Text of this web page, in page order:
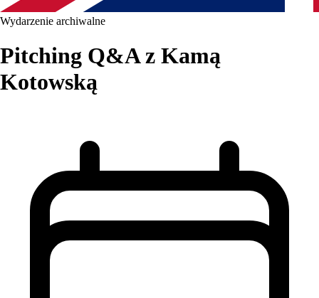
Wydarzenie archiwalne
Pitching Q&A z Kamą
Kotowską